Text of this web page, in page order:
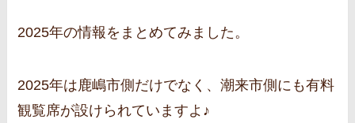
2025年の情報をまとめてみました。
2025年は鹿嶋市側だけでなく、潮来市側にも有料
観覧席が設けられていますよ♪